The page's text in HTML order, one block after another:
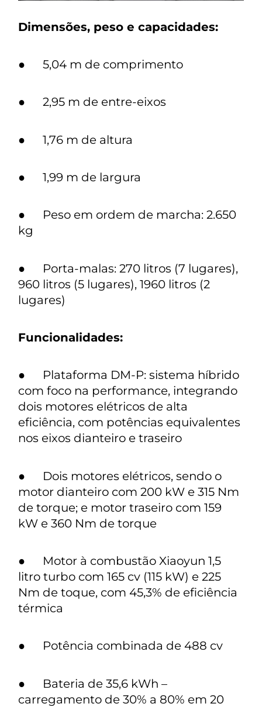
Dimensões, peso e capacidades:
● 5,04 m de comprimento
● 2,95 m de entre-eixos
● 1,76 m de altura
● 1,99 m de largura
● Peso em ordem de marcha: 2.650
kg
● Porta-malas: 270 litros (7 lugares),
960 litros (5 lugares), 1960 litros (2
lugares)
Funcionalidades:
● Plataforma DM-P: sistema híbrido
com foco na performance, integrando
dois motores elétricos de alta
eficiência, com potências equivalentes
nos eixos dianteiro e traseiro
● Dois motores elétricos, sendo o
motor dianteiro com 200 kW e 315 Nm
de torque; e motor traseiro com 159
kW e 360 Nm de torque
● Motor à combustão Xiaoyun 1,5
litro turbo com 165 cv (115 kW) e 225
Nm de toque, com 45,3% de eficiência
térmica
● Potência combinada de 488 cv
● Bateria de 35,6 kWh –
carregamento de 30% a 80% em 20